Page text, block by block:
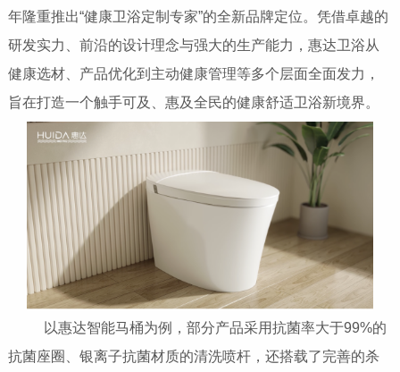
年隆重推出“健康卫浴定制专家”的全新品牌定位。凭借卓越的
研发实力、前沿的设计理念与强大的生产能力，惠达卫浴从
健康选材、产品优化到主动健康管理等多个层面全面发力，
旨在打造一个触手可及、惠及全民的健康舒适卫浴新境界。
以惠达智能马桶为例，部分产品采用抗菌率大于99%的
抗菌座圈、银离子抗菌材质的清洗喷杆，还搭载了完善的杀